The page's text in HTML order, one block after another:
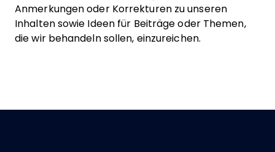
Anmerkungen oder Korrekturen zu unseren
Inhalten sowie Ideen für Beiträge oder Themen,
die wir behandeln sollen, einzureichen.